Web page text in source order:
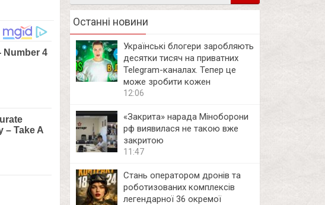
Останні новини
Українські блогери заробляють
десятки тисяч на приватних
Telegram-каналах. Тепер це
може зробити кожен
12:06
«Закрита» нарада Міноборони
рф виявилася не такою вже
закритою
11:47
Стань оператором дронів та
роботизованих комплексів
легендарної 36 окремої